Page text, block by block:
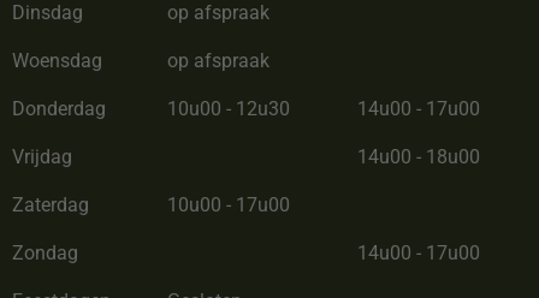
Dinsdag op afspraak
Woensdag op afspraak
Donderdag 10u00 - 12u30 14u00 - 17u00
Vrijdag 14u00 - 18u00
Zaterdag 10u00 - 17u00
Zondag 14u00 - 17u00